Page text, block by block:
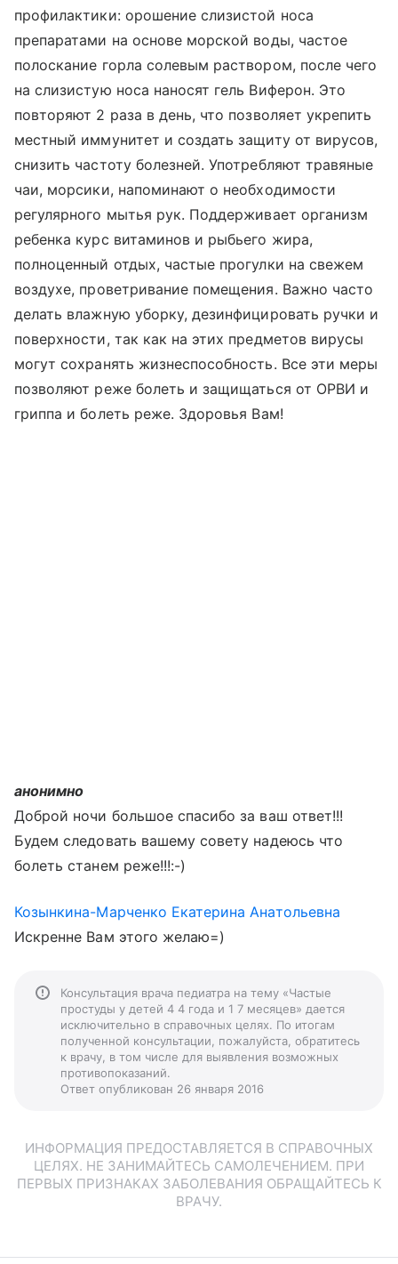
профилактики: орошение слизистой носа
препаратами на основе морской воды, частое
полоскание горла солевым раствором, после чего
на слизистую носа наносят гель Виферон. Это
повторяют 2 раза в день, что позволяет укрепить
местный иммунитет и создать защиту от вирусов,
снизить частоту болезней. Употребляют травяные
чаи, морсики, напоминают о необходимости
регулярного мытья рук. Поддерживает организм
ребенка курс витаминов и рыбьего жира,
полноценный отдых, частые прогулки на свежем
воздухе, проветривание помещения. Важно часто
делать влажную уборку, дезинфицировать ручки и
поверхности, так как на этих предметов вирусы
могут сохранять жизнеспособность. Все эти меры
позволяют реже болеть и защищаться от ОРВИ и
гриппа и болеть реже. Здоровья Вам!
анонимно
Доброй ночи большое спасибо за ваш ответ!!!
Будем следовать вашему совету надеюсь что
болеть станем реже!!!:-)
Козынкина-Марченко Екатерина Анатольевна
Искренне Вам этого желаю=)
Консультация врача педиатра на тему «Частые
простуды у детей 4 4 года и 1 7 месяцев» дается
исключительно в справочных целях. По итогам
полученной консультации, пожалуйста, обратитесь
к врачу, в том числе для выявления возможных
противопоказаний.
Ответ опубликован 26 января 2016
ИНФОРМАЦИЯ ПРЕДОСТАВЛЯЕТСЯ В СПРАВОЧНЫХ
ЦЕЛЯХ. НЕ ЗАНИМАЙТЕСЬ САМОЛЕЧЕНИЕМ. ПРИ
ПЕРВЫХ ПРИЗНАКАХ ЗАБОЛЕВАНИЯ ОБРАЩАЙТЕСЬ К
ВРАЧУ.